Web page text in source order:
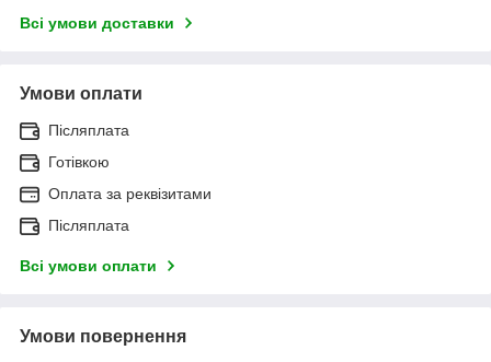
Всі умови доставки
Умови оплати
Післяплата
Готівкою
Оплата за реквізитами
Післяплата
Всі умови оплати
Умови повернення